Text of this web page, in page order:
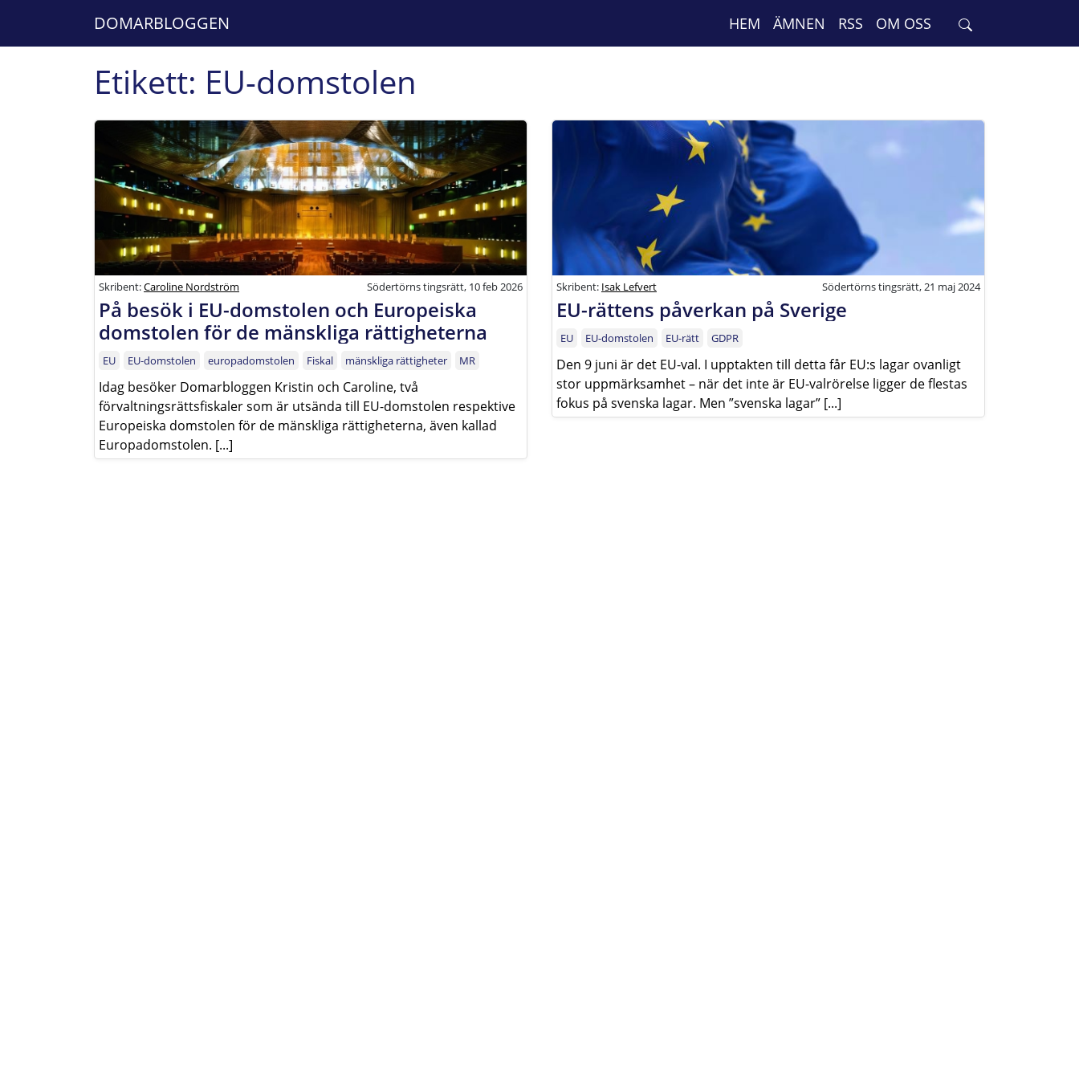
DOMARBLOGGEN HEM ÄMNEN RSS OM OSS
Etikett: EU-domstolen
Skribent:Caroline Nordström Södertörns tingsrätt, 10 feb 2026
På besök i EU-domstolen och Europeiska
domstolen för de mänskliga rättigheterna
EU EU-domstolen europadomstolen Fiskal mänskliga rättigheter MR
Idag besöker Domarbloggen Kristin och Caroline, två
förvaltningsrättsfiskaler som är utsända till EU-domstolen respektive
Europeiska domstolen för de mänskliga rättigheterna, även kallad
Europadomstolen. [...]
Skribent: Isak Lefvert Södertörns tingsrätt, 21 maj 2024
EU-rättens påverkan på Sverige
EU EU-domstolen EU-rätt GDPR
Den 9 juni är det EU-val. I upptakten till detta får EU:s lagar ovanligt
stor uppmärksamhet – när det inte är EU-valrörelse ligger de flestas
fokus på svenska lagar. Men ”svenska lagar” [...]